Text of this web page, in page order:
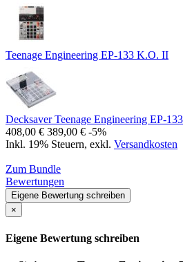
Teenage Engineering EP-133 K.O. II
Decksaver Teenage Engineering EP-
408,00 € 389,00 € -5%
Inkl. 19% Steuern, exkl. Versandkosten
Zum Bundle
Bewertungen
Eigene Bewertung schreiben
×
Eigene Bewertung schreiben